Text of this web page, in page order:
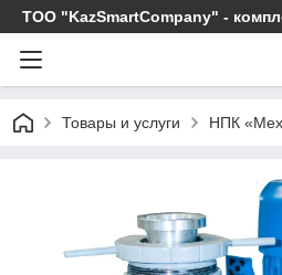
ТОО "KazSmartCompany" -
Товары и услуги НПК